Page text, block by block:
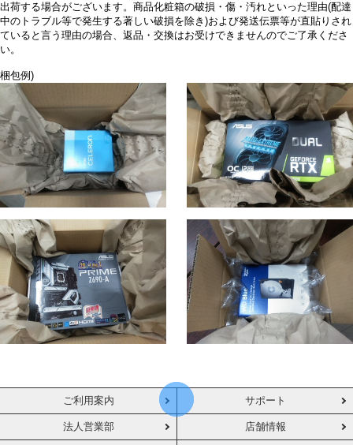
出荷する場合がございます。商品化粧箱の破損・傷・汚れといった理由(配達
中のトラブル等で発生する著しい破損を除き)および発送伝票等が直貼りされ
ていると言う理由の場合、返品・交換はお受けできませんのでご了承くださ
い。
梱包例)
ご利用案内 サポート
法人営業部 店舗情報